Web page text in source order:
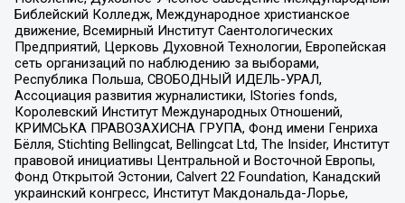
Библейский Колледж, Международное христианское
движение, Всемирный Институт Саентологических
Предприятий, Церковь Духовной Технологии, Европейская
сеть организаций по наблюдению за выборами,
Республика Польша, СВОБОДНЫЙ ИДЕЛЬ-УРАЛ,
Ассоциация развития журналистики, IStories fonds,
Королевский Институт Международных Отношений,
КРИМСЬКА ПРАВОЗАХИСНА ГРУПА, Фонд имени Генриха
Бёлля, Stichting Bellingcat, Bellingcat Ltd, The Insider, Институт
правовой инициативы Центральной и Восточной Европы,
Фонд Открытой Эстонии, Calvert 22 Foundation, Канадский
украинский конгресс, Институт Макдональда-Лорье,